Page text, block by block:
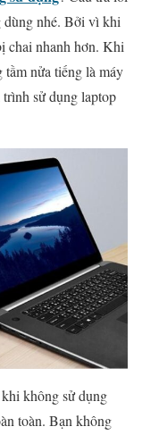
dùng nhé. Bởi vì khi
chai nhanh hơn. Khi
nửa tiếng là máy
sử dụng laptop
không sử dụng
toàn. Bạn không